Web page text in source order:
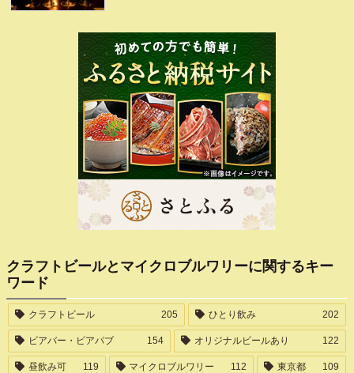
クラフトビールとマイクロブルワリーに関するキー
ワード
クラフトビール 205 ひとり飲み 202
ビアバー・ビアパブ 154 オリジナルビールあり 122
昼飲み可 119 マイクロブルワリー 112 東京都 109